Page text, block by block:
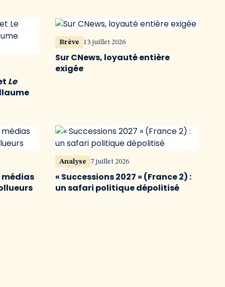
Le
Brève 13 juillet 2026
Sur CNews, loyauté entière
exigée
médias
Analyse 7 juillet 2026
« Successions 2027 » (France 2) :
un safari politique dépolitisé